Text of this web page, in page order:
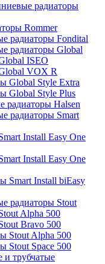
радиаторы
Rommer
радиаторы Fondital
радиаторы Global
ISEO
VOX R
Global Style Extra
Global Style Plus
радиаторы Halsen
радиаторы Smart
Install Easy One
Install Easy One
Smart Install biEasy
радиаторы Stout
Alpha 500
Bravo 500
Stout Alpha 500
Stout Space 500
трубчатые